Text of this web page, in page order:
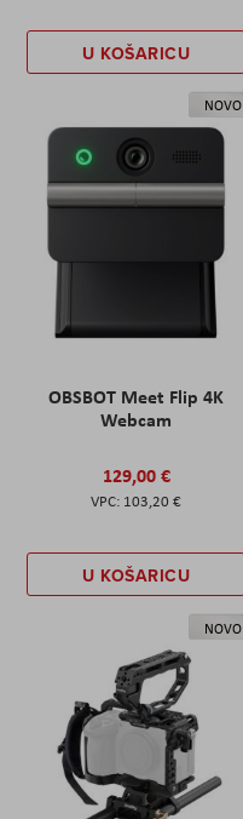
U KOŠARICU
NOVO
OBSBOT Meet Flip 4K
Webcam
129,00 €
103,20 €
U KOŠARICU
NOVO